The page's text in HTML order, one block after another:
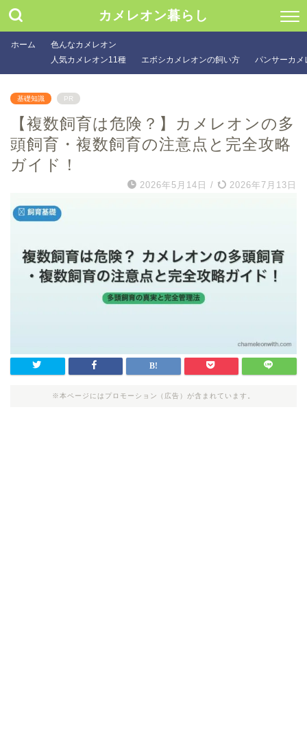
カメレオン暮らし
ホーム
色んなカメレオン
人気カメレオン11種
エボシカメレオンの飼い方 パンサーカメ
基礎知識 PR
【複数飼育は危険？】カメレオンの多
頭飼育・複数飼育の注意点と完全攻略
ガイド！
2026年5月14日 / 2026年7月13日
※本ページにはプロモーション（広告）が含まれています。